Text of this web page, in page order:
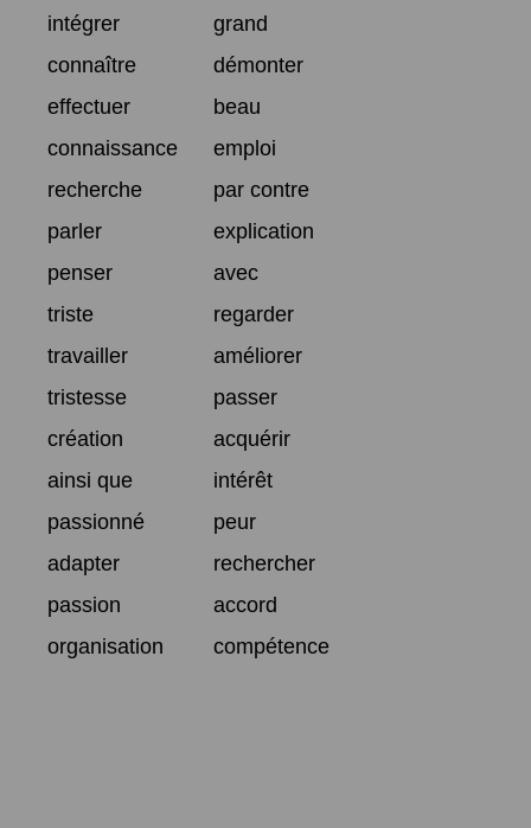
intégrer
grand
connaître
démonter
effectuer
beau
connaissance
emploi
recherche
par contre
parler
explication
penser
avec
triste
regarder
travailler
améliorer
tristesse
passer
création
acquérir
ainsi que
intérêt
passionné
peur
adapter
rechercher
passion
accord
organisation
compétence